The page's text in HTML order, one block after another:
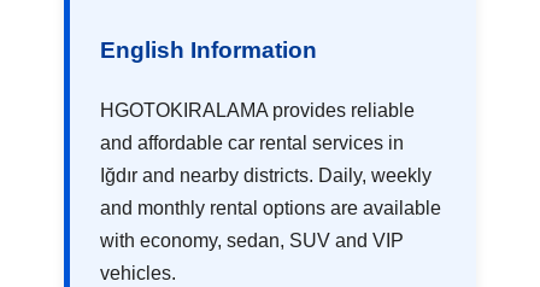
English Information
HGOTOKIRALAMA provides reliable
and affordable car rental services in
Iğdır and nearby districts. Daily, weekly
and monthly rental options are available
with economy, sedan, SUV and VIP
vehicles.